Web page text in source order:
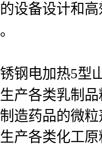
设备设计和
钢电加热5型
产各类乳制
造药品的微
产各类化工